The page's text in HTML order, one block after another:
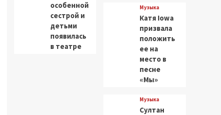
особенной
сестрой и
детьми
появилась
в театре
Музыка
Катя Iowa
призвала
положить
ее на
место в
песне
«Мы»
Музыка
Султан